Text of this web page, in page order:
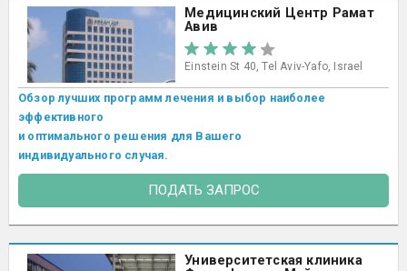
Медицинский Центр Рамат
Авив
Einstein St 40, Tel Aviv-Yafo, Israel
Обзор лучших программ лечения и выбор наиболее
эффективного
и оптимального решения для Вашего
индивидуального случая.
ПОДАТЬ ЗАПРОС
Университетская клиника